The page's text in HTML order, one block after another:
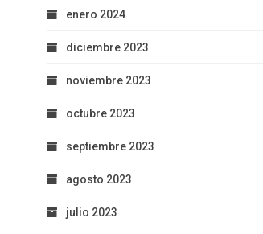
enero 2024
diciembre 2023
noviembre 2023
octubre 2023
septiembre 2023
agosto 2023
julio 2023